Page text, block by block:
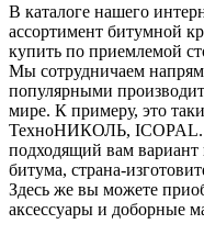
В каталоге нашего
ассортимент битумной
купить по приемлемой
Мы сотрудничаем
популярными
мире. К примеру, это
ТехноНИКОЛЬ, ICOPAL.
подходящий вам вариант
битума, страна-
Здесь же вы можете
аксессуары и доборные